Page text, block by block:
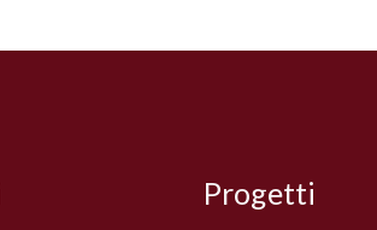
Progetti